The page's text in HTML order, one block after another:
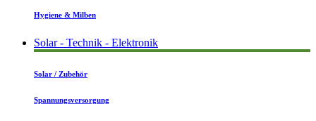
Hygiene & Milben
Solar - Technik - Elektronik
Solar / Zubehör
Spannungsversorgung